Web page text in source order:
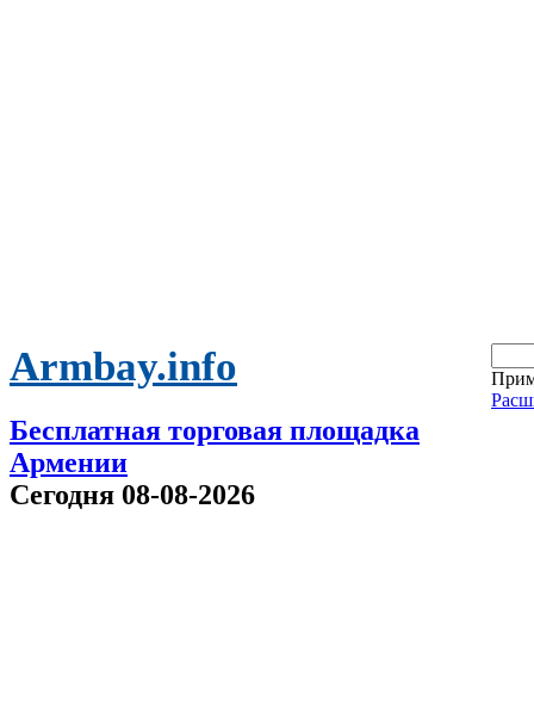
Armbay.info
Бесплатная торговая площадка
Армении
Сегодня 08-08-2026